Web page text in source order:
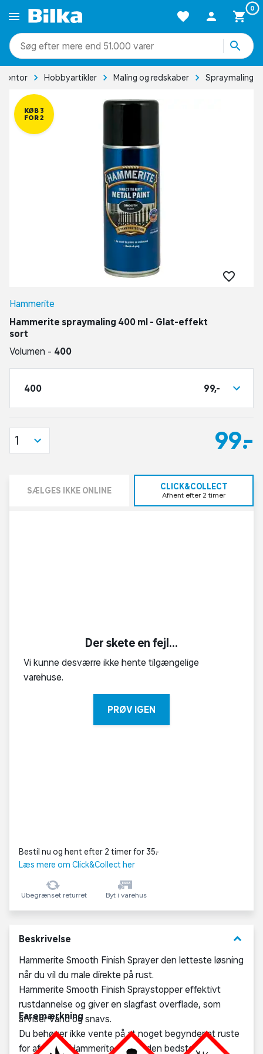
0
mere end 51.000 varer
kontor Hobbyartikler Maling og redskaber Spraymaling
KØB 3
FOR 2
Hammerite
Hammerite spraymaling 400 ml - Glat-effekt
sort
Volumen - 400
400 99,-
99,-
1
SÆLGES IKKE ONLINE CLICK&COLLECT
Afhent efter 2 timer
Der skete en fejl...
Vi kunne desværre ikke hente tilgængelige
varehuse.
PRØV IGEN
Bestil nu og hent efter 2 timer for 35,-
Læs mere om Click&Collect her
Ubegrænset returret Byt i varehus
Beskrivelse keyboard_arrow_down
Hammerite Smooth Finish Sprayer den letteste løsning
når du vil du male direkte på rust.
Hammerite Smooth Finish Spraystopper effektivt
rustdannelse og giver en slagfast overflade, som
afviser vand og snavs.
Du behøver ikke vente på at noget begynder at ruste
for af bruge Hammerite. Du får den bedste
Faremærkning